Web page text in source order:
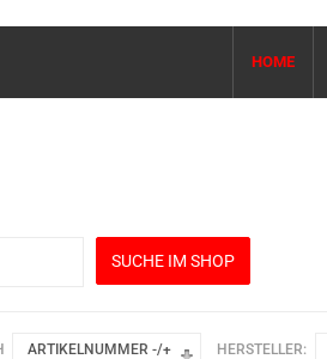
HOME
ARTIKELNUMMER -/+ HERSTELLER: